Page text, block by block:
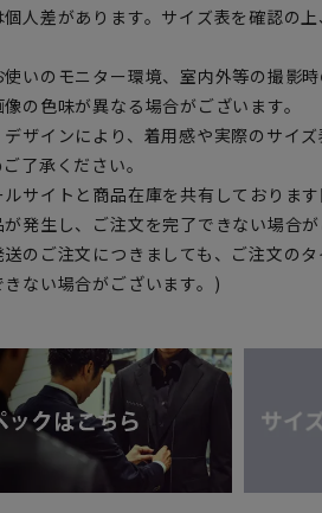
人差があります。サイズ表を確認の
いのモニター環境、室内外等の撮影
の色味が異なる場合がございます。
ザインにより、着用感や実際のサイ
了承ください。
サイトと商品在庫を共有しておりま
発生し、ご注文を完了できない場合
のご注文につきましても、ご注文の
ない場合がございます。)